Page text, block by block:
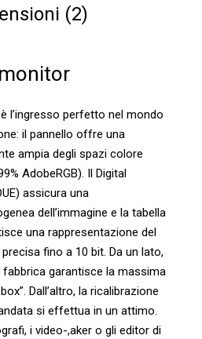
(2)
l’ingresso perfetto nel mondo
il pannello offre una
ampia degli spazi colore
AdobeRGB). Il Digital
assicura una
dell’immagine e la tabella
una rappresentazione del
fino a 10 bit. Da un lato,
fabbrica garantisce la massima
Dall’altro, la ricalibrazione
si effettua in un attimo.
i video-,aker o gli editor di